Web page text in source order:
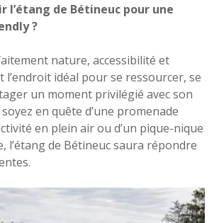
l’étang de Bétineuc pour une
?
nature, accessibilité et
l’endroit idéal pour se ressourcer, se
un moment privilégié avec son
en quête d’une promenade
en plein air ou d’un pique-nique
l’étang de Bétineuc saura répondre